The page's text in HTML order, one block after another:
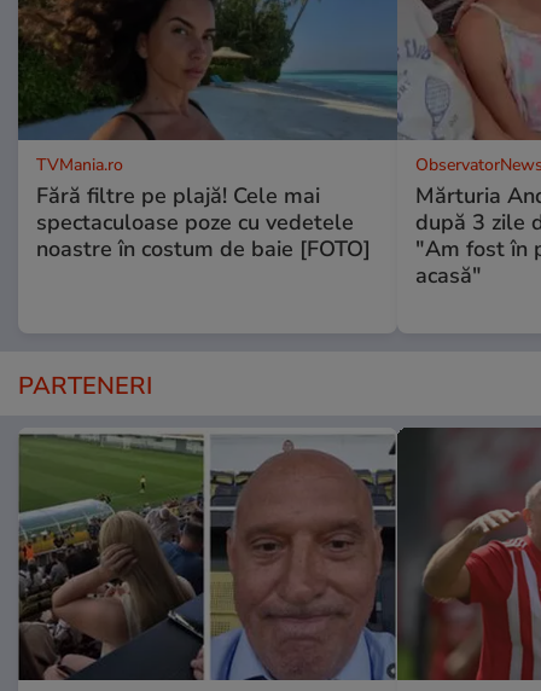
TVMania.ro
Fără filtre pe plajă! Cele mai
spectaculoase poze cu vedetele
noastre în costum de baie [FOTO]
Mărturia
după 3 zile
"Am fost în
acasă"
PARTENERI